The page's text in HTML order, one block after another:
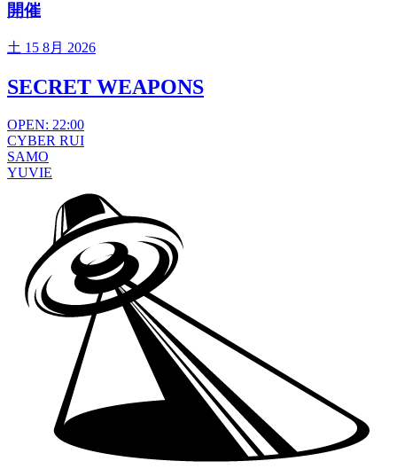
開催
土 15 8月 2026
SECRET WEAPONS
OPEN: 22:00
CYBER RUI
SAMO
YUVIE